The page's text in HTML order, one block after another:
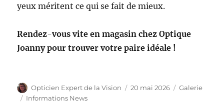
yeux méritent ce qui se fait de mieux.
Rendez-vous vite en magasin chez Optique
Joanny pour trouver votre paire idéale !
Auteur
Opticien Expert de la Vision
Publié
20 mai 2026 Format
Galerie
Catégories
Informations News